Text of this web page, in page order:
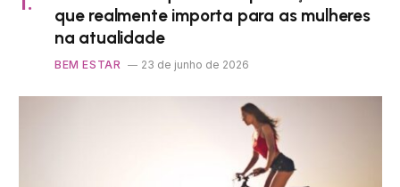
que realmente importa para as mulheres
na atualidade
BEM ESTAR 23 de junho de 2026